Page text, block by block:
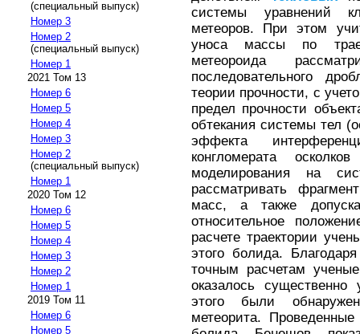
(специальный выпуск)
Номер 3
Номер 2
(специальный выпуск)
Номер 1
2021 Том 13
Номер 6
Номер 5
Номер 4
Номер 3
Номер 2
(специальный выпуск)
Номер 1
2020 Том 12
Номер 6
Номер 5
Номер 4
Номер 3
Номер 2
Номер 1
2019 Том 11
Номер 6
Номер 5
системы уравнений
метеоров. При этом
уноса массы по
метеороида
последовательного
теории прочности, с
предел прочности
обтекания системы тел
эффекта
конгломерата
моделирования на
рассматривать
масс, а также
относительное
расчете траектории
этого болида.
точным расчетам
оказалось
этого были
метеорита.